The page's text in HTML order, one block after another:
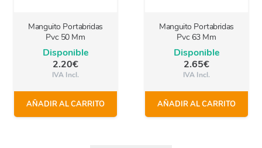
Manguito Portabridas
Pvc 50 Mm
Disponible
2.20€
IVA Incl.
AÑADIR AL CARRITO
Manguito Portabridas
Pvc 63 Mm
Disponible
2.65€
IVA Incl.
AÑADIR AL CARRITO